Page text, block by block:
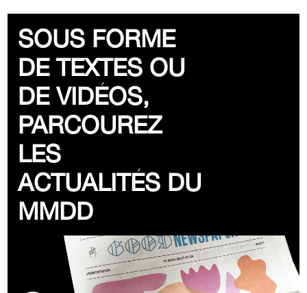
SOUS FORME
DE TEXTES OU
DE VIDÉOS,
PARCOUREZ
LES
ACTUALITÉS DU
MMDD